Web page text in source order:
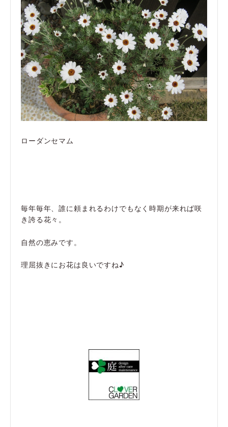
ローダンセマム
毎年毎年、誰に頼まれるわけでもなく時期が来れば咲
き誇る花々。
自然の恵みです。
理屈抜きにお花は良いですね♪